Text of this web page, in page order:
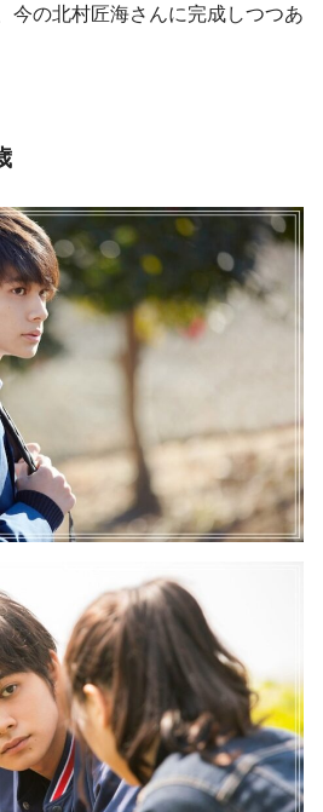
今の北村匠海さんに完成しつつあ